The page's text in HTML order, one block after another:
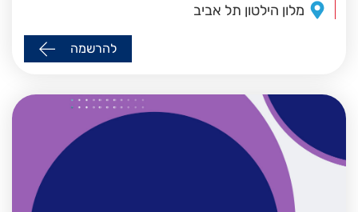
מלון הילטון תל אביב
להרשמה